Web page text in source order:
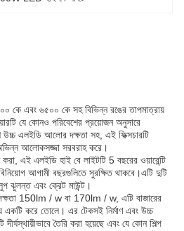
এবং ৬৫০০ কে সহ বিভিন্ন রঙের তাপমাত্রায়
যে কোনও পরিবেশের প্রয়োজন অনুসারে
এলইডি আলোর দক্ষতা সহ, এই ফিক্সচারটি
আলোকসজ্জা সরবরাহ করে।
করা, এই এলইডি হাই বে লাইটটি 5 বছরের ওয়ারেন্টি
আগামী বছরগুলিতে সুরক্ষিত থাকবে।এটি দুটি
ঝুলন্ত এবং ক্রেট মাউন্ট।
150lm / w বা 170lm / w, এটি বাজারের
একটি করে তোলে। এর টেকসই নির্মাণ এবং উচ্চ
দীর্ঘস্থায়ীভাবে তৈরি করা হয়েছে এবং যে কোন শিল্প